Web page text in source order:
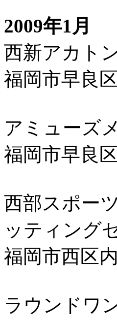
2009年1月
西新アカト
福岡市早良
アミューズ
福岡市早良
西部スポー
ッティング
福岡市西区
ラウンドワ